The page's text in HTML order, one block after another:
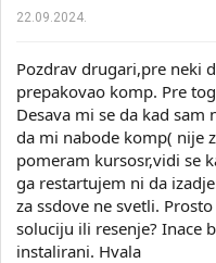
k
m
e
t
a
a
22.09.2024.
Pozdrav drugari,pre neki
prepakovao komp. Pre
Desava mi se da kad
da mi nabode komp( nije
pomeram kursosr,vidi se
ga restartujem ni da
za ssdove ne svetli.
soluciju ili resenje? Inace
instalirani. Hvala